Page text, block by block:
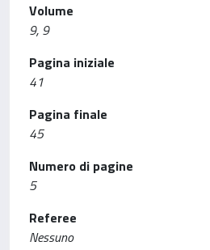
Volume
9, 9
Pagina iniziale
41
Pagina finale
45
Numero di pagine
5
Referee
Nessuno